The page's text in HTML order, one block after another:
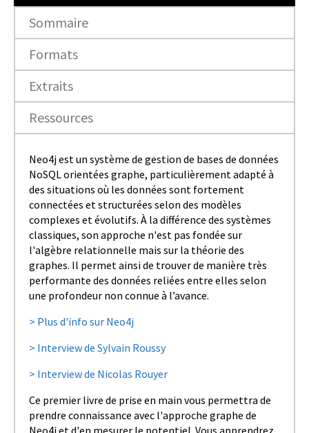
Sommaire
Formats
Extraits
Ressources
Neo4j est un système de gestion de bases de données
NoSQL orientées graphe, particulièrement adapté à
des situations où les données sont fortement
connectées et structurées selon des modèles
complexes et évolutifs. À la différence des systèmes
classiques, son approche n'est pas fondée sur
l'algèbre relationnelle mais sur la théorie des
graphes. Il permet ainsi de trouver de manière très
performante des données reliées entre elles selon
une profondeur non connue à l’avance.
> Plus d'info sur Neo4j
> Interview de Sylvain Roussy
> Interview de Nicolas Rouyer
Ce premier livre de prise en main vous permettra de
prendre connaissance avec l'approche graphe de
Neo4j et d'en mesurer le potentiel. Vous apprendrez